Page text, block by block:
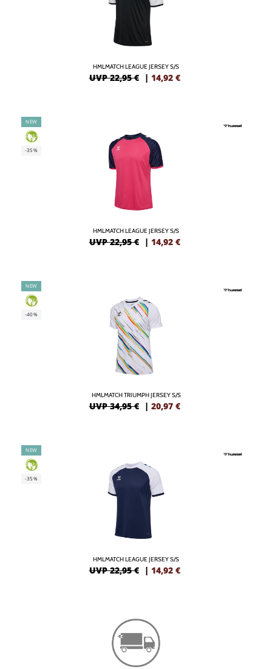
HMLMATCH LEAGUE JERSEY S/S
UVP 22,95 € | 14,92 €
NEW
GREEN
-35%
HMLMATCH LEAGUE JERSEY S/S
UVP 22,95 € | 14,92 €
NEW
GREEN
-40%
HMLMATCH TRIUMPH JERSEY S/S
UVP 34,95 € | 20,97 €
NEW
GREEN
-35%
HMLMATCH LEAGUE JERSEY S/S
UVP 22,95 € | 14,92 €